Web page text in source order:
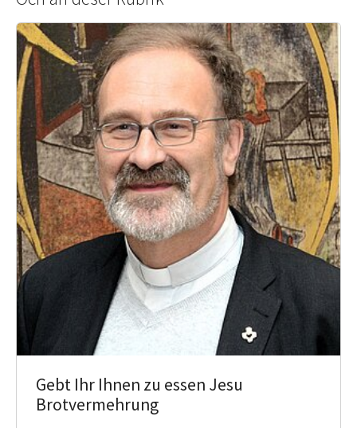
Gebt Ihr Ihnen zu essen Jesu
Brotvermehrung